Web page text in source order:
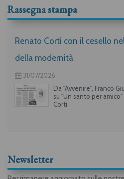
Rassegna stampa
Renato Corti con il cesello
della modernità
31/07/2026
Da "Avvenire", Franco
su "Un santo per
Corti
Newsletter